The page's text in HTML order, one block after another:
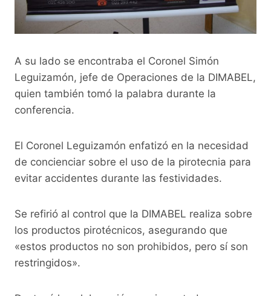
A su lado se encontraba el Coronel Simón
Leguizamón, jefe de Operaciones de la DIMABEL,
quien también tomó la palabra durante la
conferencia.
El Coronel Leguizamón enfatizó en la necesidad
de concienciar sobre el uso de la pirotecnia para
evitar accidentes durante las festividades.
Se refirió al control que la DIMABEL realiza sobre
los productos pirotécnicos, asegurando que
«estos productos no son prohibidos, pero sí son
restringidos».